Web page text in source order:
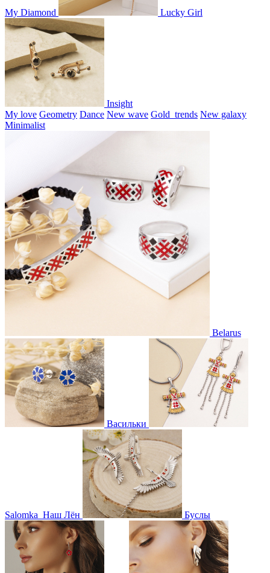
My Diamond Lucky Girl
Insight
My love Geometry Dance New wave Gold_trends New galaxy
Minimalist
Belarus
Васильки
Salomka Наш Лён Буслы